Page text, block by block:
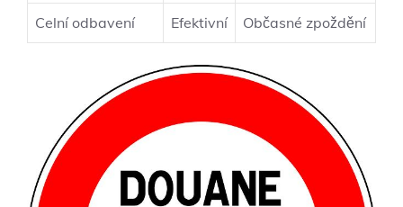
Celní odbavení Efektivní Občasné zpoždění